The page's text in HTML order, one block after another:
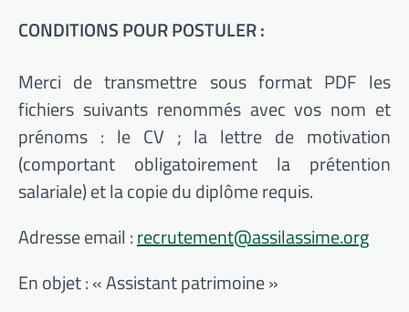
CONDITIONS POUR POSTULER :
Merci de transmettre sous format PDF les
fichiers suivants renommés avec vos nom et
prénoms : le CV ; la lettre de motivation
(comportant obligatoirement la prétention
salariale) et la copie du diplôme requis.
Adresse email :recrutement@assilassime.org
En objet : « Assistant patrimoine »